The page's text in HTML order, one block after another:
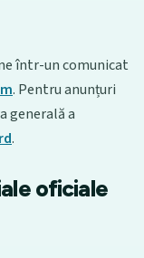
într-un comunicat
. Pentru anunțuri
generală a
.
oficiale